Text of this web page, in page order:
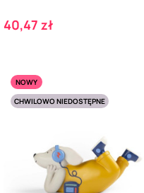
Cena
40,47 zł
NOWY
CHWILOWO NIEDOSTĘPNE